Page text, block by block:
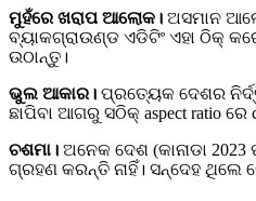
ମୁହଁରେ ଖରାପ ଆଲୋକ। ଅସମାନ
ବ୍ୟାକଗ୍ରାଉଣ୍ଡ ଏଡିଟିଂ ଏହା ଠିକ୍
ଉଠାନ୍ତୁ।
ଭୁଲ ଆକାର। ପ୍ରତ୍ୟେକ ଦେଶର
ଛାପିବା ଆଗରୁ ସଠିକ୍ aspect ratio ରେ
ଚଶମା। ଅନେକ ଦେଶ (କାନାଡା
ଗ୍ରହଣ କରନ୍ତି ନାହିଁ। ସନ୍ଦେହ ଥିଲେ